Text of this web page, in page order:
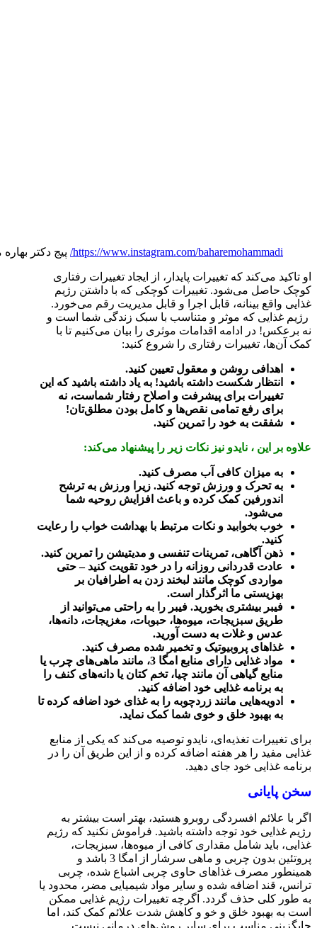
https://www.instagram.com/baharemohammadi/ پیج دکتر
او تاکید می‌کند که تغییرات پایدار، از ایجاد تغییرات رفتاری
کوچک حاصل می‌شود. تغییرات کوچکی که با داشتن رژیم
غذایی واقع بینانه، قابل اجرا و قابل مدیریت رقم می‌خورد.
رژیم غذایی که موثر و متناسب با سبک زندگی شما است و
نه برعکس! در ادامه اقدامات موثری را بیان می‌کنیم تا با
کمک آن‌ها، تغییرات رفتاری را شروع کنید:
اهدافی روشن و معقول تعیین کنید.
انتظار شکست داشته باشید! به یاد داشته باشید که این
تغییرات برای پیشرفت و اصلاح رفتار شماست، نه
برای رفع تمامی نقص‌ها و کامل بودن مطلق‌تان!
شفقت به خود را تمرین کنید.
علاوه بر این ، نایدو نیز نکات زیر را پیشنهاد می‌کند:
به میزان کافی آب مصرف کنید.
به تحرک و ورزش توجه کنید. زیرا ورزش به ترشح
اندورفین کمک کرده و باعث افزایش روحیه شما
می‌شود.
خوب بخوابید و نکات مرتبط با بهداشت خواب را رعایت
کنید.
ذهن آگاهی، تمرینات تنفسی و مدیتیشن را تمرین کنید.
عادت قدردانی روزانه را در خود تقویت کنید – حتی
مواردی کوچک مانند لبخند زدن به اطرافیان بر
بهزیستی ما اثرگذار است.
فیبر بیشتری بخورید. فیبر را به راحتی می‌توانید از
طریق سبزیجات، میوه‌ها، حبوبات، مغزیجات، دانه‌ها،
عدس و غلات به دست آورید.
غذاهای پروبیوتیک و تخمیر شده مصرف کنید.
مواد غذایی دارای منابع امگا 3، مانند ماهی‌های چرب یا
منابع گیاهی آن مانند چیا، تخم کتان یا دانه‌های کنف را
به برنامه غذایی خود اضافه کنید.
ادویه‌هایی مانند زردچوبه را به غذای خود اضافه کرده تا
به بهبود خلق و خوی شما کمک نماید.
برای تغییرات تغذیه‌ای، نایدو توصیه می‌کند که یکی از منابع
غذایی مفید را هر هفته اضافه کرده و از این طریق آن را در
برنامه غذایی خود جای دهید.
سخن پایانی
اگر با علائم افسردگی روبرو هستید، بهتر است بیشتر به
رژیم غذایی خود توجه داشته باشید. فراموش نکنید که رژیم
غذایی، باید شامل مقداری کافی از میوه‌ها، سبزیجات،
پروتئین بدون چربی و ماهی سرشار از امگا 3 باشد و
همینطور مصرف غذاهای حاوی چربی اشباع شده، چربی
ترانس، قند اضافه شده و سایر مواد شیمیایی مضر، محدود یا
به طور کلی حذف گردد. اگرچه تغییرات رژیم غذایی ممکن
است به بهبود خلق و خو و کاهش شدت علائم کمک کند، اما
جایگزینی مناسب برای سایر روش‌های درمانی نیست.